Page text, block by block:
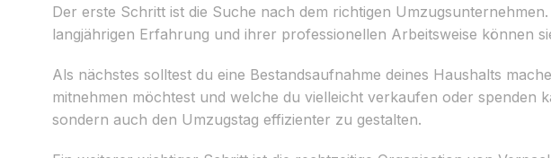
Der erste Schritt ist die Suche nach dem richtigen
langjährigen Erfahrung und ihrer professionellen Arbeitsweise können
Als nächstes solltest du eine Bestandsaufnahme deines Haushalts
mitnehmen möchtest und welche du vielleicht verkaufen oder spenden
sondern auch den Umzugstag effizienter zu gestalten.